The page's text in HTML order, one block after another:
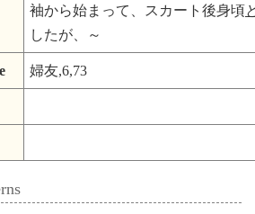
袖から始まって、スカート後身頃
したが、～
婦友,6,73